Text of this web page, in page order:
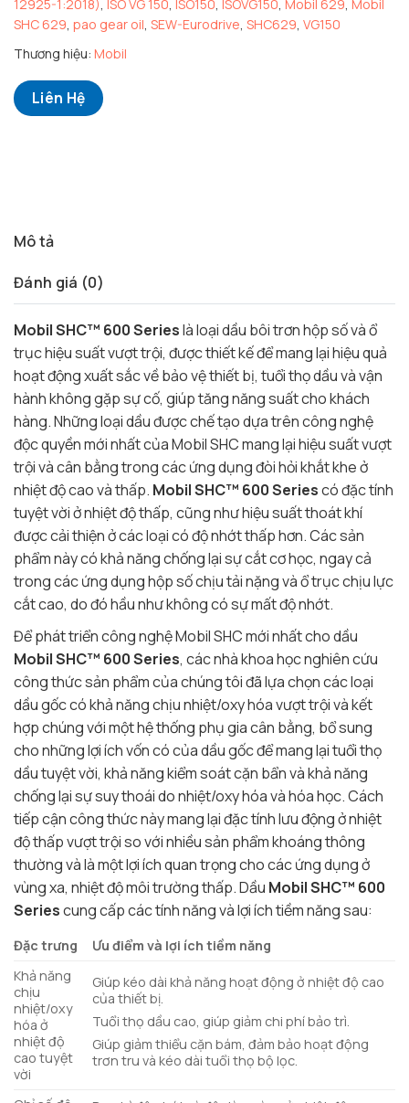
12925-1:2018) ISO VG 150 ISO150 ISOVG150 Mobil 629 Mobil
SHC 629 pao gear oil SEW-Eurodrive SHC629 VG150
Thương hiệu: Mobil
Liên Hệ
Mô tả
Đánh giá (0)
Mobil SHC™ 600 Serieslà loại dầu bôi trơn hộp số và ổ
trục hiệu suất vượt trội, được thiết kế để mang lại hiệu quả
hoạt động xuất sắc về bảo vệ thiết bị, tuổi thọ dầu và vận
hành không gặp sự cố, giúp tăng năng suất cho khách
hàng. Những loại dầu được chế tạo dựa trên công nghệ
độc quyền mới nhất của Mobil SHC mang lại hiệu suất vượt
trội và cân bằng trong các ứng dụng đòi hỏi khắt khe ở
nhiệt độ cao và thấp. Mobil SHC™ 600 Seriescó đặc tính
tuyệt vời ở nhiệt độ thấp, cũng như hiệu suất thoát khí
được cải thiện ở các loại có độ nhớt thấp hơn. Các sản
phẩm này có khả năng chống lại sự cắt cơ học, ngay cả
trong các ứng dụng hộp số chịu tải nặng và ổ trục chịu lực
cắt cao, do đó hầu như không có sự mất độ nhớt.
Để phát triển công nghệ Mobil SHC mới nhất cho dầu
Mobil SHC™ 600 Series, các nhà khoa học nghiên cứu
công thức sản phẩm của chúng tôi đã lựa chọn các loại
dầu gốc có khả năng chịu nhiệt/oxy hóa vượt trội và kết
hợp chúng với một hệ thống phụ gia cân bằng, bổ sung
cho những lợi ích vốn có của dầu gốc để mang lại tuổi thọ
dầu tuyệt vời, khả năng kiểm soát cặn bẩn và khả năng
chống lại sự suy thoái do nhiệt/oxy hóa và hóa học. Cách
tiếp cận công thức này mang lại đặc tính lưu động ở nhiệt
độ thấp vượt trội so với nhiều sản phẩm khoáng thông
thường và là một lợi ích quan trọng cho các ứng dụng ở
vùng xa, nhiệt độ môi trường thấp. Dầu Mobil SHC™ 600
Seriescung cấp các tính năng và lợi ích tiềm năng sau:
Đặc trưng
Ưu điểm và lợi ích tiềm năng
Khả năng
chịu
nhiệt/oxy
hóa ở
nhiệt độ
cao tuyệt
vời
Giúp kéo dài khả năng hoạt động ở nhiệt độ cao
của thiết bị.
Tuổi thọ dầu cao, giúp giảm chi phí bảo trì.
Giúp giảm thiểu cặn bám, đảm bảo hoạt động
trơn tru và kéo dài tuổi thọ bộ lọc.